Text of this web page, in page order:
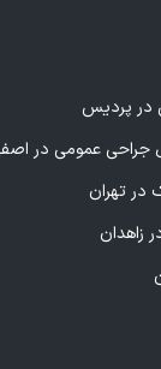
در پردیس
عمومی در
در تهران
زاهدان